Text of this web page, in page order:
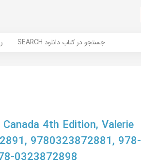
SEARCH جستجو در کتاب دانلود
4th Edition, Valerie
9780323872881, 978-
0323872898